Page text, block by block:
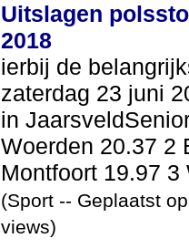
Uitslagen
2018
ierbij de
zaterdag 23 juni
in
Woerden 20.37 2
Montfoort 19.97 3
(Sport -- Geplaatst
views)